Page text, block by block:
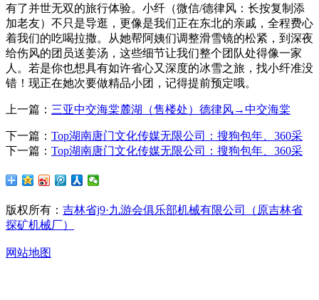
有了并世无双的旅行体验。小纤（微信/德律风：长按复制添
加老友）不只是导逛，更像是我们正在东北的亲戚，全程费心
着我们的吃喝拉撒。从她帮阿姨们调整滑雪镜的松紧，到深夜
给伤风的团员送姜汤，这些细节让我们整个团队处得像一家
人。若是你也想具有如许省心又深度的冰雪之旅，找小纤准没
错！现正在她次要做精品小团，记得提前预定哦。
上一篇： 三亚中交海棠麓湖（售楼处）德律风→中交海棠
下一篇： Top湖南唐门文化传媒无限公司：搜狗包年、360采
下一篇： Top湖南唐门文化传媒无限公司：搜狗包年、360采
版权所有： 吉林省j9·九游会俱乐部机械有限公司（原吉林省
探矿机械厂）
网站地图